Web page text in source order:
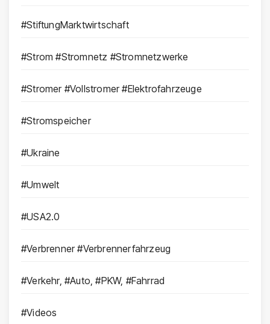
#StiftungMarktwirtschaft
#Strom #Stromnetz #Stromnetzwerke
#Stromer #Vollstromer #Elektrofahrzeuge
#Stromspeicher
#Ukraine
#Umwelt
#USA2.0
#Verbrenner #Verbrennerfahrzeug
#Verkehr, #Auto, #PKW, #Fahrrad
#Videos